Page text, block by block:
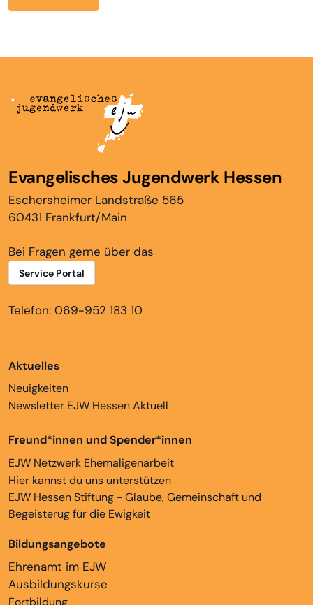
Evangelisches Jugendwerk Hessen
Eschersheimer Landstraße 565
60431 Frankfurt/Main
Bei Fragen gerne über das
Service Portal
Telefon: 069-952 183 10
Aktuelles
Neuigkeiten
Newsletter EJW Hessen Aktuell
Freund*innen und Spender*innen
EJW Netzwerk Ehemaligenarbeit
Hier kannst du uns unterstützen
EJW Hessen Stiftung - Glaube, Gemeinschaft und
Begeisterug für die Ewigkeit
Bildungsangebote
Ehrenamt im EJW
Ausbildungskurse
Fortbildung